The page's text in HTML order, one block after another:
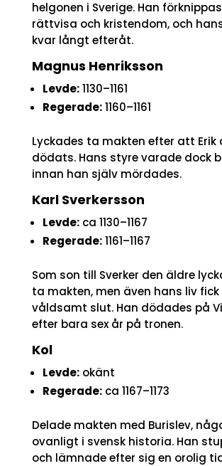
helgonen i Sverige. Han
rättvisa och kristendom, och
kvar långt efteråt.
Magnus Henriksson
Levde:1130–1161
Regerade:1160–1161
Lyckades ta makten efter att Erik
dödats. Hans styre varade dock
innan han själv mördades.
Karl Sverkersson
Levde:ca 1130–1167
Regerade:1161–1167
Som son till Sverker den äldre
ta makten, men även hans liv
våldsamt slut. Han dödades på
efter bara sex år på tronen.
Kol
Levde:okänt
Regerade:ca 1167–1173
Delade makten med Burislev,
ovanligt i svensk historia. Han
och lämnade efter sig en orolig